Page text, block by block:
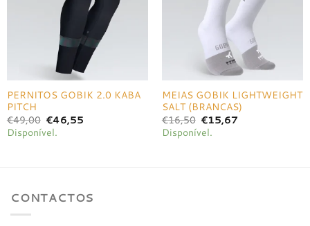
PERNITOS GOBIK 2.0 KABA
PITCH
€49,00 O
preço
original
€46,55O
Disponível.
MEIAS GOBIK LIGHTWEIGHT
SALT (BRANCAS)
€16,50 O
preço
original
€15,67O
Disponível.
CONTACTOS